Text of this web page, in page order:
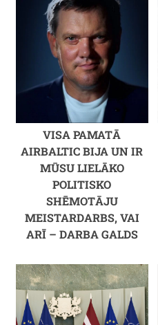
VISA PAMATĀ
AIRBALTIC BIJA UN IR
MŪSU LIELĀKO
POLITISKO
SHĒMOTĀJU
MEISTARDARBS, VAI
ARĪ – DARBA GALDS